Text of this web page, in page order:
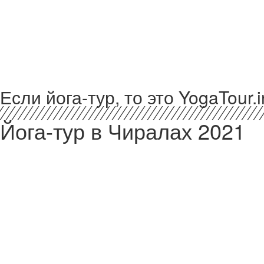
Если йога-тур, то это
Йога-тур в Чиралах 2021